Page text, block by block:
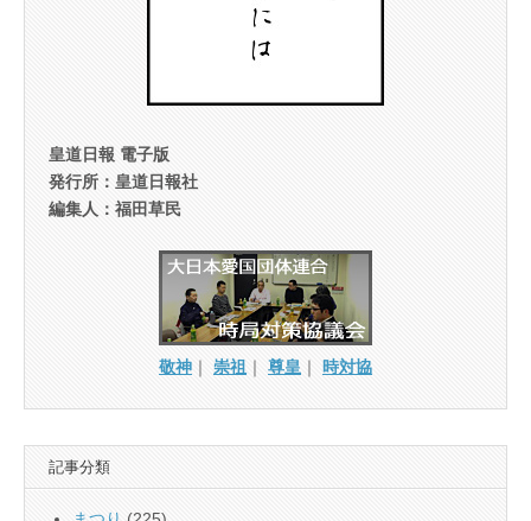
皇道日報 電子版
発行所：皇道日報社
編集人：福田草民
敬神 ｜ 崇祖 ｜ 尊皇 ｜ 時対協
記事分類